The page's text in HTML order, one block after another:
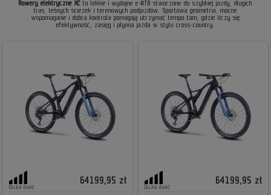
Rowery elektryczne XC to lekkie i wydajne e-MTB stworzone do szybkiej jazdy, długich
tras, leśnych ścieżek i terenowych podjazdów. Sportowa geometria, mocne
wspomaganie i dobra kontrola pomagają utrzymać tempo tam, gdzie liczy się
efektywność, zasięg i płynna jazda w stylu cross-country.
Duża ilość
64199,95 zł
Duża ilość
64199,95 zł